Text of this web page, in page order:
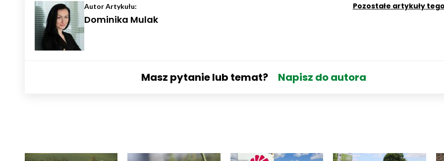
Autor Artykułu:
Dominika Mulak
Pozostałe artykuły
Masz pytanie lub temat? Napisz do autora